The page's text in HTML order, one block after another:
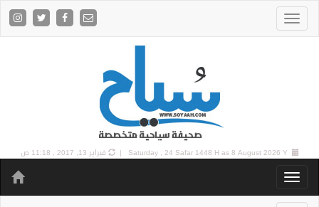
Saturday , 24 Safar 1448 H as8 August 2026 Y | فبراير 13, 2017 , 11:18 ص